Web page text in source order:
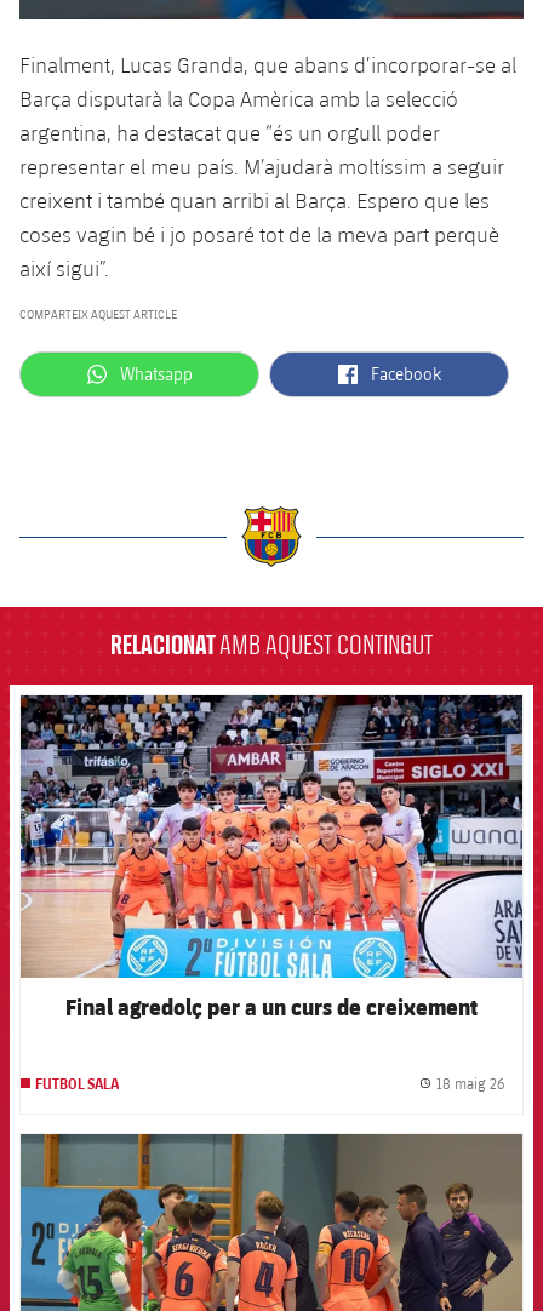
Finalment, Lucas Granda, que abans d’incorporar-se al
Barça disputarà la Copa Amèrica amb la selecció
argentina, ha destacat que “és un orgull poder
representar el meu país. M’ajudarà moltíssim a seguir
creixent i també quan arribi al Barça. Espero que les
coses vagin bé i jo posaré tot de la meva part perquè
així sigui”.
COMPARTEIX AQUEST ARTICLE
label.aria.whatsapp
Whatsapp label.aria.facebook
Facebook
RELACIONATAMB AQUEST CONTINGUT
FCB Barcelona badge
Final agredolç per a un curs de creixement
FUTBOL SALA 18 maig 26
FCB Barcelona badge